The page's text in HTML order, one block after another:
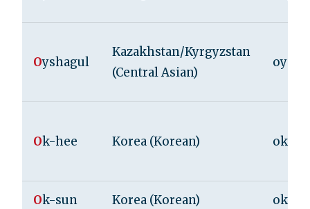
Oyshagul
Kazakhstan/Kyrgyzstan
(Central Asian)
oy-
Ok-hee Korea (Korean) ok-
Ok-sun Korea (Korean) ok-